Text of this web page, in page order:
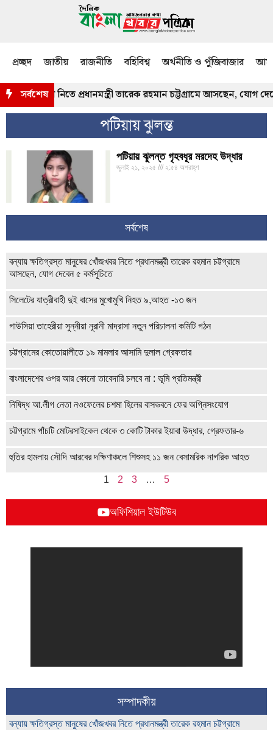
প্রচ্ছদ জাতীয় রাজনীতি বহিবিশ্ব অর্থনীতি ও পুঁজিবাজার
সর্বশেষ
খোঁজখবর নিতে প্রধানমন্ত্রী তারেক রহমান চট্টগ্রামে আসছেন, যোগ
পটিয়ায় ঝুলন্ত
পটিয়ায় ঝুলন্ত গৃহবধূর মরদেহ উদ্ধার
জুলাই ২১, ২০২৫ ২:৫৪ অপরাহ্ণ
সর্বশেষ
বন্যায় ক্ষতিগ্রস্ত মানুষের খোঁজখবর নিতে প্রধানমন্ত্রী তারেক রহমান চট্টগ্রামে
আসছেন, যোগ দেবেন ৫ কর্মসূচিতে
সিলেটের যাত্রীবাহী দুই বাসের মুখোমুখি নিহত ৯,আহত -১৩ জন
গাউসিয়া তাহেরীয়া সুন্নীয়া নূরানী মাদ্রাসা নতুন পরিচালনা কমিটি গঠন
চট্টগ্রামের কোতোয়ালীতে ১৯ মামলার আসামি দুলাল গ্রেফতার
বাংলাদেশের ওপর আর কোনো তাবেদারি চলবে না : ভূমি প্রতিমন্ত্রী
নিষিদ্ধ আ.লীগ নেতা নওফেলের চশমা হিলের বাসভবনে ফের অগ্নিসংযোগ
চট্টগ্রামে পাঁচটি মোটরসাইকেল থেকে ৩ কোটি টাকার ইয়াবা উদ্ধার, গ্রেফতার-৬
হুতির হামলায় সৌদি আরবের দক্ষিণাঞ্চলে শিশুসহ ১১ জন বেসামরিক নাগরিক আহত
1 2 3 … 5
অফিশিয়াল ইউটিউব
সম্পাদকীয়
বন্যায় ক্ষতিগ্রস্ত মানুষের খোঁজখবর নিতে প্রধানমন্ত্রী তারেক রহমান চট্টগ্রামে